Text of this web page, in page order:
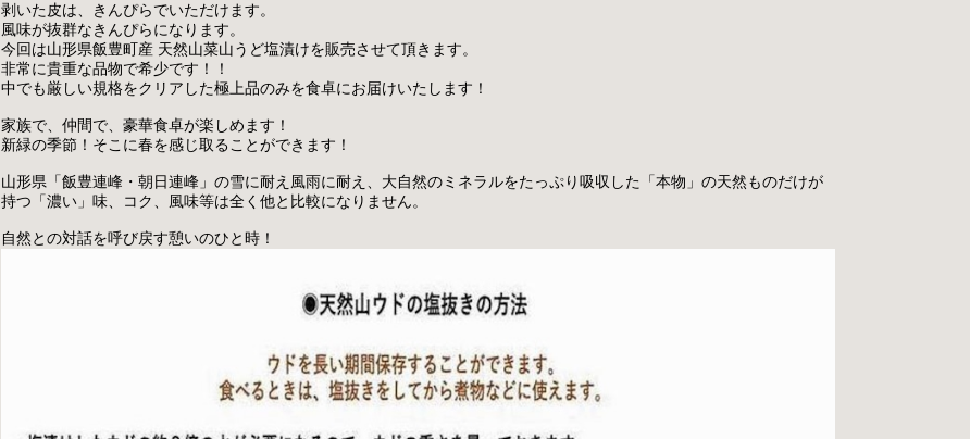
剥いた皮は、きんぴらでいただけます。
風味が抜群なきんぴらになります。
今回は山形県飯豊町産 天然山菜山うど塩漬けを販売させて頂きます。
非常に貴重な品物で希少です！！
中でも厳しい規格をクリアした極上品のみを食卓にお届けいたします！
家族で、仲間で、豪華食卓が楽しめます！
新緑の季節！そこに春を感じ取ることができます！
山形県「飯豊連峰・朝日連峰」の雪に耐え風雨に耐え、大自然のミネラルをたっぷり吸収した「本物」の天然ものだけが
持つ「濃い」味、コク、風味等は全く他と比較になりません。
自然との対話を呼び戻す憩いのひと時！